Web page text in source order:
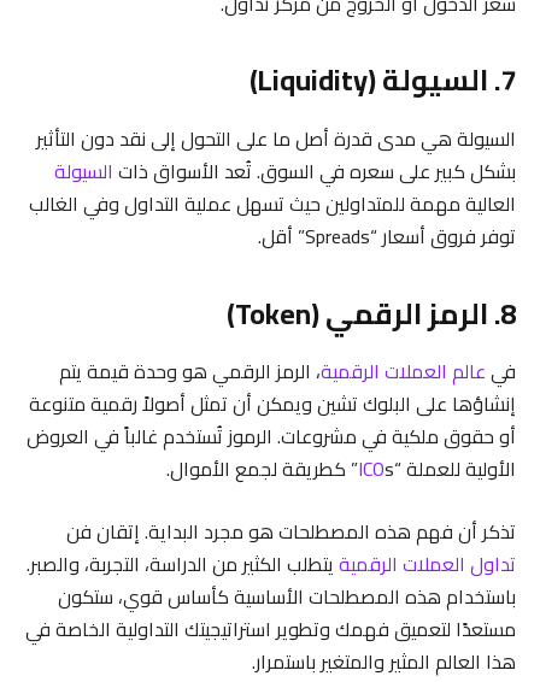
7. السيولة (Liquidity)
السيولة هي مدى قدرة أصل ما على التحول إلى نقد دون التأثير
بشكل كبير على سعره في السوق. تُعد الأسواق ذات السيولة
العالية مهمة للمتداولين حيث تسهل عملية التداول وفي الغالب
توفر فروق أسعار “Spreads” أقل.
8. الرمز الرقمي (Token)
فيعالم العملات الرقمية، الرمز الرقمي هو وحدة قيمة يتم
إنشاؤها على البلوك تشين ويمكن أن تمثل أصولاً رقمية متنوعة
أو حقوق ملكية في مشروعات. الرموز تُستخدم غالباً في العروض
الأولية للعملة “ ICOs” كطريقة لجمع الأموال.
تذكر أن فهم هذه المصطلحات هو مجرد البداية. إتقان فن
تداول العملات الرقميةيتطلب الكثير من الدراسة، التجربة، والصبر.
باستخدام هذه المصطلحات الأساسية كأساس قوي، ستكون
مستعدًا لتعميق فهمك وتطوير استراتيجيتك التداولية الخاصة في
هذا العالم المثير والمتغير باستمرار.